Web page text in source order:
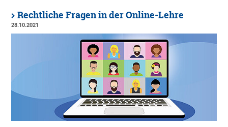
Rechtliche Fragen in der Online-Lehre
28.10.2021